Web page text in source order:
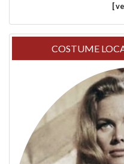
[
COSTUME